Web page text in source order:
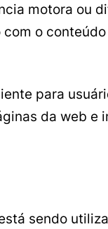
motora ou
o
para
da web e
sendo